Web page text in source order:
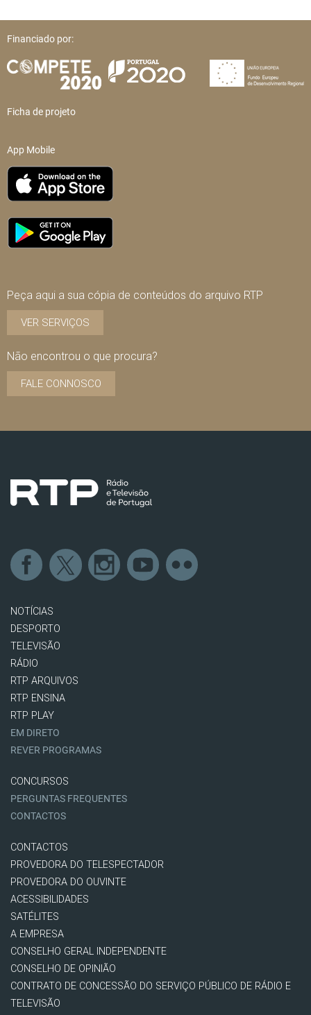
Financiado por:
Ficha de projeto
App Mobile
Peça aqui a sua cópia de conteúdos do arquivo RTP
VER SERVIÇOS
Não encontrou o que procura?
FALE CONNOSCO
NOTÍCIAS
DESPORTO
TELEVISÃO
RÁDIO
RTP ARQUIVOS
RTP ENSINA
RTP PLAY
EM DIRETO
REVER PROGRAMAS
CONCURSOS
PERGUNTAS FREQUENTES
CONTACTOS
CONTACTOS
PROVEDORA DO TELESPECTADOR
PROVEDORA DO OUVINTE
ACESSIBILIDADES
SATÉLITES
A EMPRESA
CONSELHO GERAL INDEPENDENTE
CONSELHO DE OPINIÃO
CONTRATO DE CONCESSÃO DO SERVIÇO PÚBLICO DE RÁDIO E
TELEVISÃO